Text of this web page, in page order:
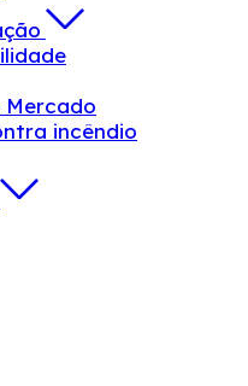
Mercado
incêndio